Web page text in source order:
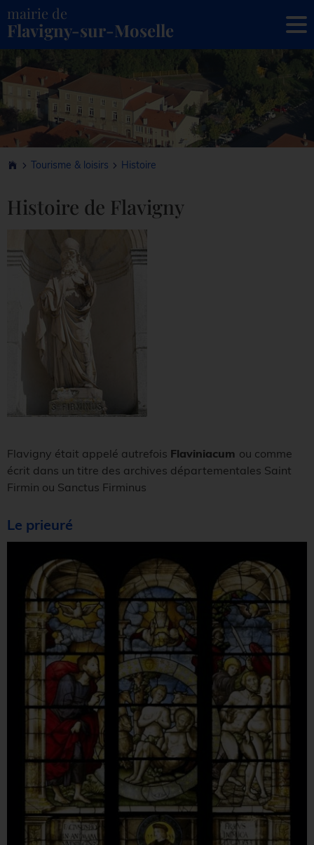
mairie de
Flavigny-sur-Moselle
Tourisme & loisirs Histoire
Histoire de Flavigny
Flavigny était appelé autrefois Flaviniacum ou comme
écrit dans un titre des archives départementales Saint
Firmin ou Sanctus Firminus
Le prieuré